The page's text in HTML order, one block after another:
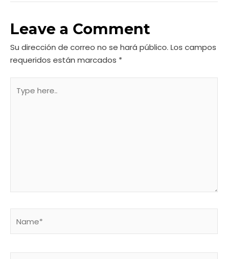
Leave a Comment
Su dirección de correo no se hará público. Los campos
requeridos están marcados *
here..